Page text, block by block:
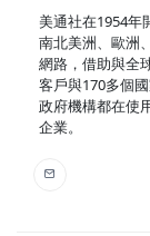
美通社在1954年
南北美洲、歐洲
網路，借助與全
客戶與170多個
政府機構都在使
企業。